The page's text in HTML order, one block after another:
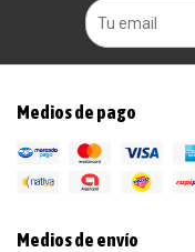
Medios de pago
Medios de envío